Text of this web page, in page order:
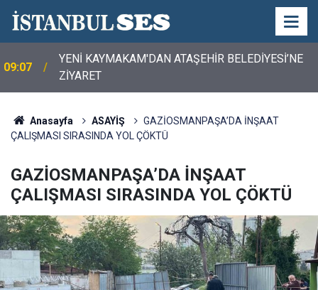
09:07
YENİ KAYMAKAM'DAN ATAŞEHİR BELEDİYESİ’NE
ZİYARET
Anasayfa ASAYİŞ
GAZİOSMANPAŞA’DA İNŞAAT
ÇALIŞMASI SIRASINDA YOL ÇÖKTÜ
GAZİOSMANPAŞA’DA İNŞAAT
ÇALIŞMASI SIRASINDA YOL ÇÖKTÜ